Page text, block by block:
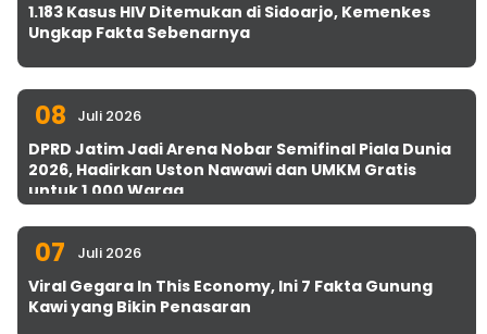
1.183 Kasus HIV Ditemukan di Sidoarjo, Kemenkes
Ungkap Fakta Sebenarnya
08 Juli 2026
DPRD Jatim Jadi Arena Nobar Semifinal Piala Dunia
2026, Hadirkan Uston Nawawi dan UMKM Gratis
untuk 1.000 Warga
07 Juli 2026
Viral Gegara In This Economy, Ini 7 Fakta Gunung
Kawi yang Bikin Penasaran